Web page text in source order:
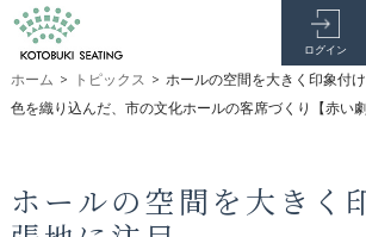
ログイン
ホーム > トピックス > ホールの空間を大きく印象付
色を織り込んだ、市の文化ホールの客席づくり【赤い
ホールの空間を大きく